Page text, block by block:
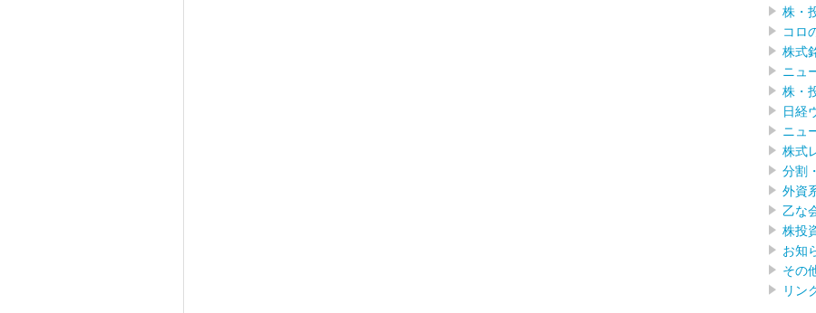
株・
コロ
株式
ニュ
株・
日経
ニュ
株式
分割
外資
乙な
株投
お知
その
リン